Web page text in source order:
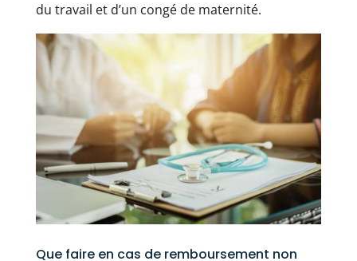
du travail et d’un congé de maternité.
Que faire en cas de remboursement non